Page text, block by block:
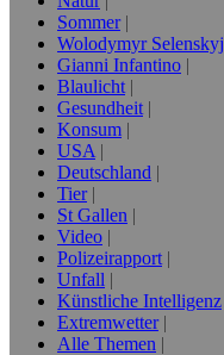
Sommer
Wolodymyr Selenskyj
Gianni Infantino
Blaulicht
Gesundheit
Konsum
USA
Deutschland
Tier
St Gallen
Video
Polizeirapport
Unfall
Künstliche Intelligenz
Extremwetter
Alle Themen